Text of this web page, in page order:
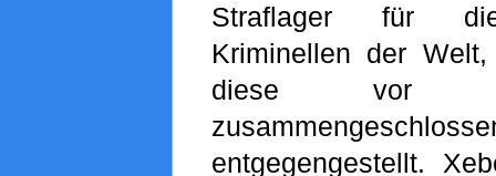
Straflager für
Kriminellen der
diese vor
entgegengestellt.